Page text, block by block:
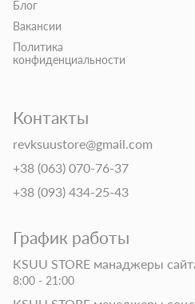
Блог
Вакансии
Политика
конфиденциальности
Контакты
revksuustore@gmail.com
+38 (063) 070-76-37
+38 (093) 434-25-43
График работы
KSUU STORE манаджеры
8:00 - 21:00